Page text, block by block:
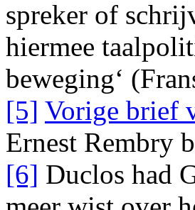
spreker of
hiermee
beweging‘
[5] Vorige brief
Ernest Rembry
[6] Duclos had